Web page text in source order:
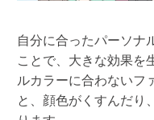
自分に合ったパーソナ
ことで、大きな効果を
ルカラーに合わないフ
と、顔色がくすんだり